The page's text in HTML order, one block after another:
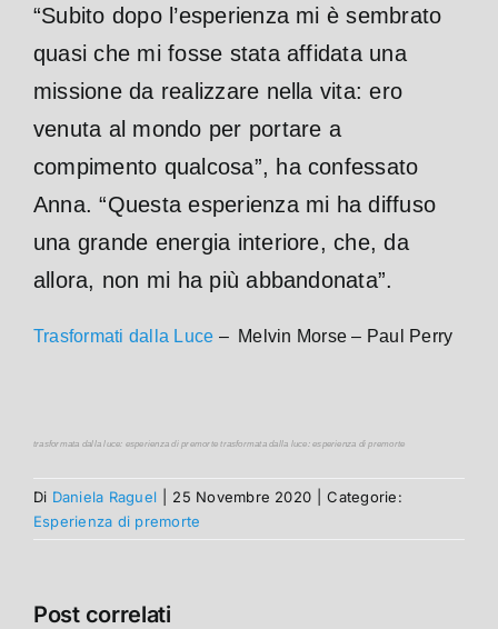
“Subito dopo l’esperienza mi è sembrato
quasi che mi fosse stata affidata una
missione da realizzare nella vita: ero
venuta al mondo per portare a
compimento qualcosa”, ha confessato
Anna. “Questa esperienza mi ha diffuso
una grande energia interiore, che, da
allora, non mi ha più abbandonata”.
Trasformati dalla Luce – Melvin Morse – Paul Perry
trasformata dalla luce: esperienza di premorte trasformata dalla luce: esperienza di premorte
Di Daniela Raguel 25 Novembre 2020
Categorie:
Esperienza di premorte
Post correlati